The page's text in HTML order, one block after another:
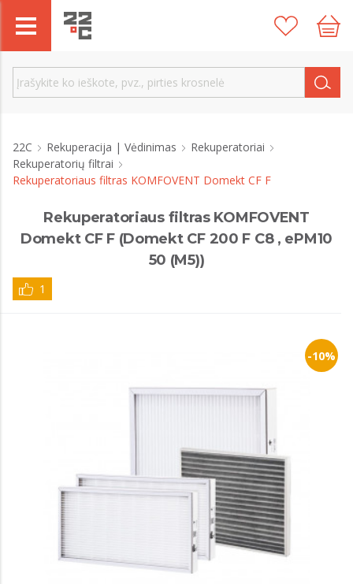
22C Rekuperacija | Vėdinimas
Rekuperatoriai
Rekuperatorių filtrai
Rekuperatoriaus filtras KOMFOVENT Domekt CF F
Rekuperatoriaus filtras KOMFOVENT
Domekt CF F (Domekt CF 200 F C8 , ePM10
50 (M5))
1
-10%